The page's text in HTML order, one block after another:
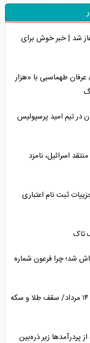
مابه‌التفاوت حقوق فروردین ۱۴۰۵ آغاز شد | خبر خوش برای
طهماسبی با «هزار
تیم امید پرسپولیس
اسرائیل، نامزد
ثبت نام اعتباری
تاک
شد؛ چرا فرعون شماره
آخرین قیمت طلا و سکه امروز چهارشنبه ۱۴ مرداد/ سقف طلا و سکه
پردرآمد‌ها زیر ذره‌بین